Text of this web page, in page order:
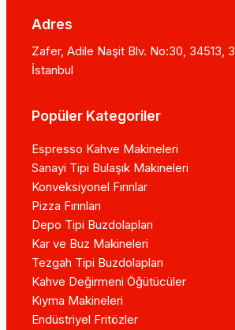
Adres
Zafer, Adile Naşit Blv. No:30, 34513,
İstanbul
Popüler Kategoriler
Espresso Kahve Makineleri
Sanayi Tipi Bulaşık Makineleri
Konveksiyonel Fırınlar
Pizza Fırınları
Depo Tipi Buzdolapları
Kar ve Buz Makineleri
Tezgah Tipi Buzdolapları
Kahve Değirmeni Öğütücüler
Kıyma Makineleri
Endüstriyel Fritözler